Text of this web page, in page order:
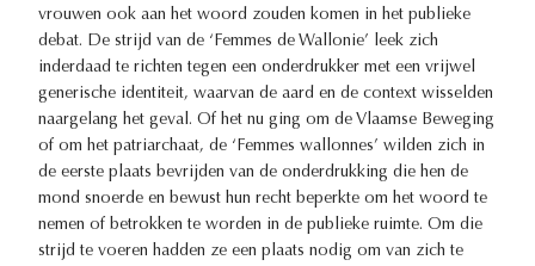
vrouwen ook aan het woord zouden komen in het publieke
debat. De strijd van de ‘Femmes de Wallonie’ leek zich
inderdaad te richten tegen een onderdrukker met een vrijwel
generische identiteit, waarvan de aard en de context wisselden
naargelang het geval. Of het nu ging om de Vlaamse Beweging
of om het patriarchaat, de ‘Femmes wallonnes’ wilden zich in
de eerste plaats bevrijden van de onderdrukking die hen de
mond snoerde en bewust hun recht beperkte om het woord te
nemen of betrokken te worden in de publieke ruimte. Om die
strijd te voeren hadden ze een plaats nodig om van zich te